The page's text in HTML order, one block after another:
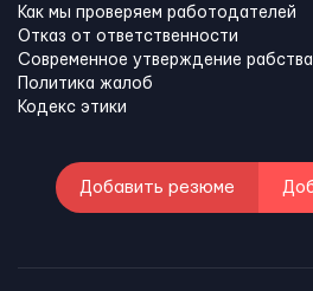
Как мы проверяем работодателей
Отказ от ответственности
Современное утверждение рабства
Политика жалоб
Кодекс этики
Добавить резюме